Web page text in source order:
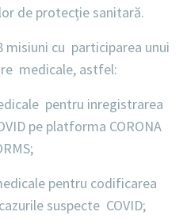
de protecție sanitară.
misiuni cu participarea unui
medicale, astfel:
pentru inregistrarea
pe platforma CORONA
pentru codificarea
suspecte COVID;